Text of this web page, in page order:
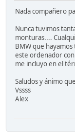
Nada compañero
Nunca tuvimos
monturas....
BMW que
este ordenador con
me incluyo en el
Saludos y ánimo
Vssss
Alex